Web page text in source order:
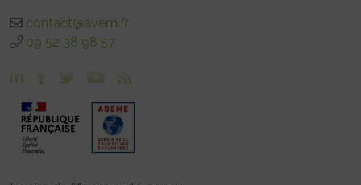
contact@avem.fr
09 52 38 98 57